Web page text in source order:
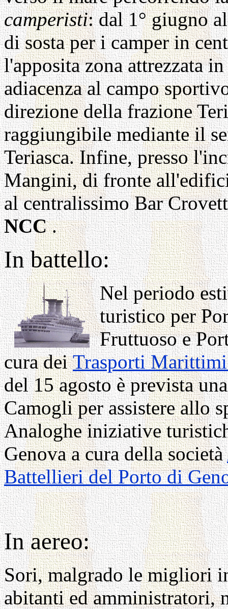
camperisti: dal 1° giugno
di sosta per i camper in
l'apposita zona attrezzata
adiacenza al campo
direzione della frazione
raggiungibile mediante il
Teriasca. Infine, presso
Mangini, di fronte
al centralissimo Bar
NCC.
In battello:
Nel periodo
turistico per
Fruttuoso e
cura deiTrasporti
del 15 agosto è prevista
Camogli per assistere allo
Analoghe iniziative
Genova a cura della società
Battellieri del Porto di
In aereo:
Sori, malgrado le migliori
abitanti ed amministratori,